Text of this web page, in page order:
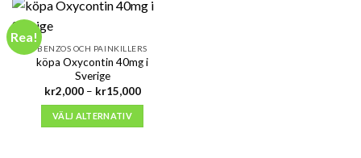
Rea!
BENZOS OCH PAINKILLERS
köpa Oxycontin 40mg i
Sverige
kr2,000 – kr15,000Prisintervall:
VÄLJ ALTERNATIV